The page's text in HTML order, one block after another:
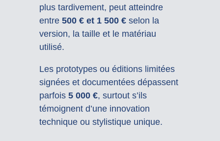
plus tardivement, peut atteindre
entre 500 € et 1 500 €selon la
version, la taille et le matériau
utilisé.
Les prototypes ou éditions limitées
signées et documentées dépassent
parfois 5 000 €, surtout s’ils
témoignent d’une innovation
technique ou stylistique unique.